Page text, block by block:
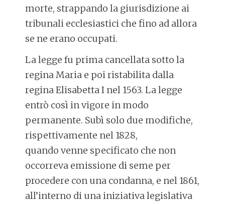
morte, strappando la giurisdizione ai
tribunali ecclesiastici che fino ad allora
se ne erano occupati.
La legge fu prima cancellata sotto la
regina Maria e poi ristabilita dalla
regina Elisabetta I nel 1563. La legge
entrò così in vigore in modo
permanente. Subì solo due modifiche,
rispettivamente nel 1828,
quando venne specificato che non
occorreva emissione di seme per
procedere con una condanna, e nel 1861,
all’interno di una iniziativa legislativa